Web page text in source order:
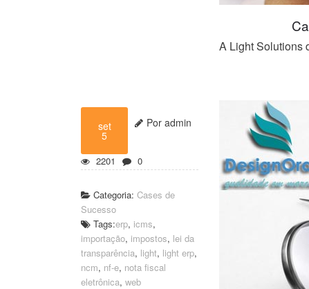
A Light Solutions
set
5
Por admin
2201 0
Categoria: Cases de
Sucesso
Tags:erp, icms,
importação, impostos, lei da
transparência, light, light erp,
ncm, nf-e, nota fiscal
eletrônica, web